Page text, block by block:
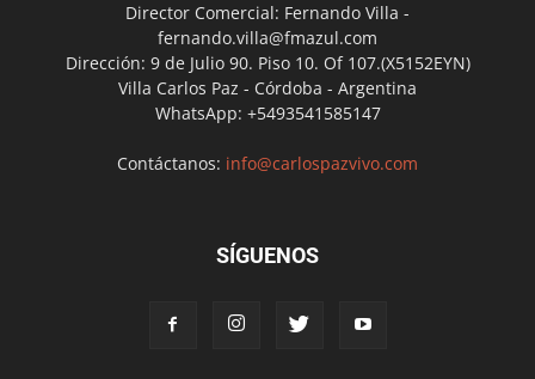
Director Comercial: Fernando Villa -
fernando.villa@fmazul.com
Dirección: 9 de Julio 90. Piso 10. Of 107.(X5152EYN)
Villa Carlos Paz - Córdoba - Argentina
WhatsApp: +5493541585147
Contáctanos: info@carlospazvivo.com
SÍGUENOS